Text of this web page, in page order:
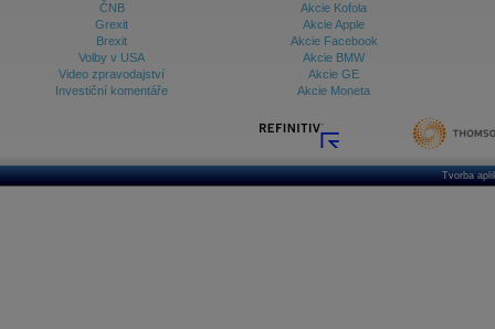
ČNB
Grexit
Brexit
Volby v USA
Video zpravodajství
Investiční komentáře
Akcie Kofola
Akcie Apple
Akcie Facebook
Akcie BMW
Akcie GE
Akcie Moneta
Tvorba